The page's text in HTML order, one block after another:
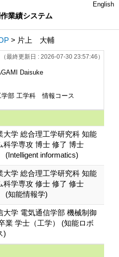
業績システム
English
> 片上 大輔
（最終更新日 : 2026-07-30 23:57:46）
Daisuke
学部 工学科 情報コース
大学 総合理工学研究科 知能
科学専攻 博士 修了 博士
(Intelligent informatics)
大学 総合理工学研究科 知能
科学専攻 修士 修了 修士
(知能情報学)
大学 電気通信学部 機械制御
業 学士（工学） (知能ロボ
)